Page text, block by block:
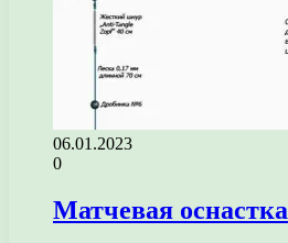
06.01.2023
0
Матчевая оснастка